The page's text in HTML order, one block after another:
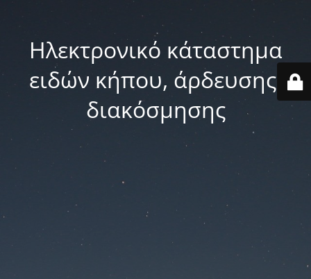
Ηλεκτρονικό κάταστημα
ειδών κήπου, άρδευσης,
διακόσμησης